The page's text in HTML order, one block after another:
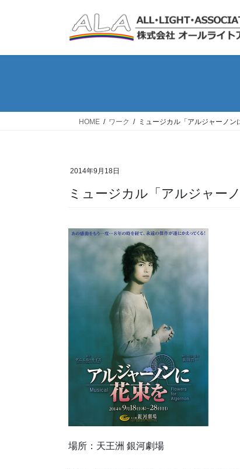
HOME ワーク ミュージカル「アルジャーノン
2014年9月18日
ミュージカル「アルジャー
場所：天王洲 銀河劇場